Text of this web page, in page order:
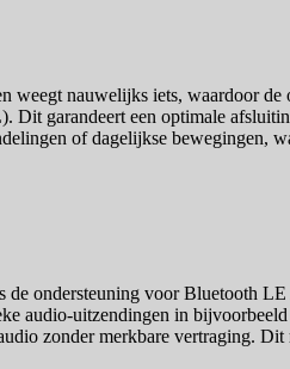
weegt nauwelijks iets, waardoor de
Dit garandeert een optimale
of dagelijkse bewegingen,
ondersteuning voor Bluetooth
audio-uitzendingen in
zonder merkbare vertraging. Dit